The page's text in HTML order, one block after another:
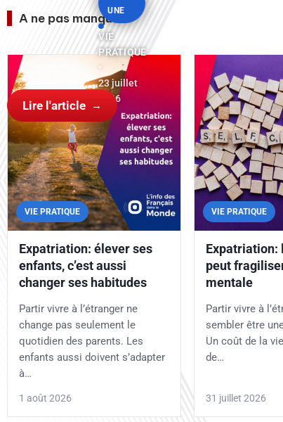
UNE
VIE
PRATIQUE
•
23 juillet
2026
Lire l'article
A ne pas manquer
VIE PRATIQUE
Expatriation: élever ses
enfants, c’est aussi
changer ses habitudes
Partir vivre à l’étranger ne
change pas seulement le
quotidien des parents. Les
enfants aussi doivent s’adapter
à…
1 août 2026
VIE PRATIQUE
Expatriation:
peut
mentale
Partir vivre à
sembler être
Un coût de la
de…
31 juillet 2026